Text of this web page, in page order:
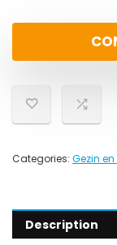
Categories: Gezin
Description